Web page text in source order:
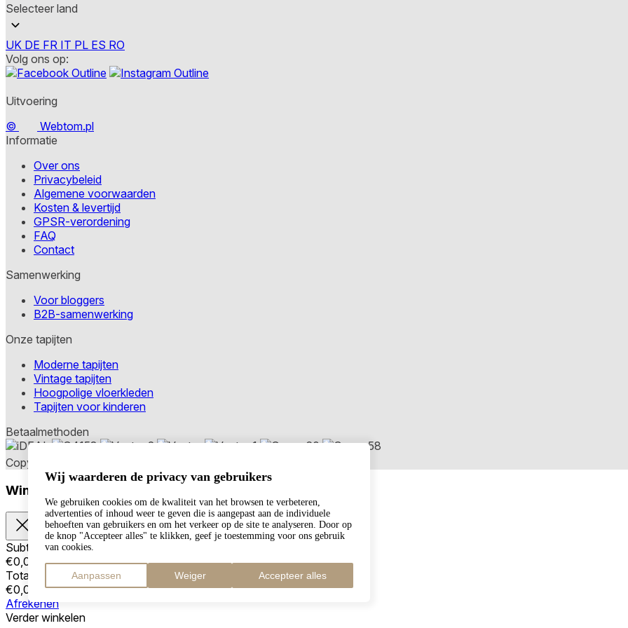
Selecteer land
UK DE FR IT PL ES RO
Volg ons op:
Uitvoering
©
Webtom.pl
Informatie
Over ons
Privacybeleid
Algemene voorwaarden
Kosten & levertijd
GPSR-verordening
FAQ
Contact
Samenwerking
Voor bloggers
B2B-samenwerking
Onze tapijten
Moderne tapijten
Vintage tapijten
Hoogpolige vloerkleden
Tapijten voor kinderen
Betaalmethoden
Copyright © 2026 TAPISO
Wij waarderen de privacy van gebruikers
We gebruiken cookies om de kwaliteit van het browsen te verbeteren,
advertenties of inhoud weer te geven die is aangepast aan de individuele
behoeften van gebruikers en om het verkeer op de site te analyseren. Door op
de knop "Accepteer alles" te klikken, geef je toestemming voor ons gebruik
van cookies.
Aanpassen Weiger Accepteer alles
Winkelwagen
Subtotaal
€0,00
Totaal met verzendkosten
€0,00
Afrekenen
Verder winkelen